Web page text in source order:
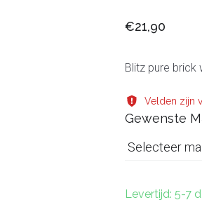
€21,90
Blitz pure brick
Velden zijn
Gewenste
Selecteer
Levertijd: 5-7